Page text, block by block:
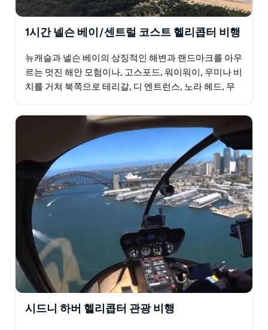
1시간 넬슨 베이/센트럴 코스트 헬리콥터 비행
뉴캐슬과 넬슨 베이의 상징적인 해변과 랜드마크를 아우
르는 멋진 해안 모험이나, 고스포드, 워이워이, 우미나 비
치를 거쳐 북쪽으로 테리갈, 디 엔트런스, 노라 헤드, 무
시드니 하버 헬리콥터 관광 비행